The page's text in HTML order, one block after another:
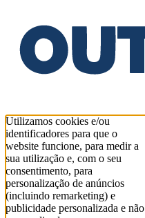
Utilizamos cookies e/ou
identificadores para que o
website funcione, para medir a
sua utilização e, com o seu
consentimento, para
personalização de anúncios
(incluindo remarketing) e
publicidade personalizada e não